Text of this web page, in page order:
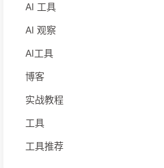
AI 工具
AI 观察
AI工具
博客
实战教程
工具
工具推荐